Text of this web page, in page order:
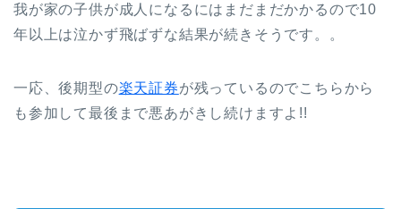
我が家の子供が成人になるにはまだまだかかるので10
年以上は泣かず飛ばずな結果が続きそうです。。
一応、後期型の楽天証券が残っているのでこちらから
も参加して最後まで悪あがきし続けますよ!!